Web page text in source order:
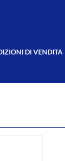
DI VENDITA